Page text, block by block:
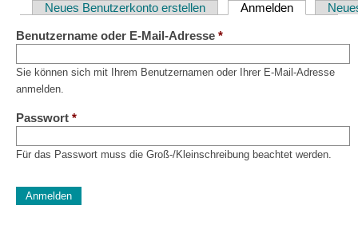
Haupt-
Reiter
Neues Benutzerkonto erstellen Anmelden(aktiver
Benutzername oder E-Mail-Adresse *
Sie können sich mit Ihrem Benutzernamen oder Ihrer E-Mail-Adresse
anmelden.
Passwort *
Für das Passwort muss die Groß-/Kleinschreibung beachtet werden.
Diese Sicherheitsfrage überprüft, ob Sie ein menschlicher